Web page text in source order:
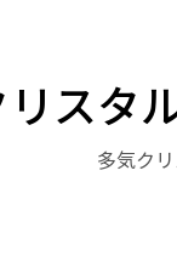
スタ
多気ク